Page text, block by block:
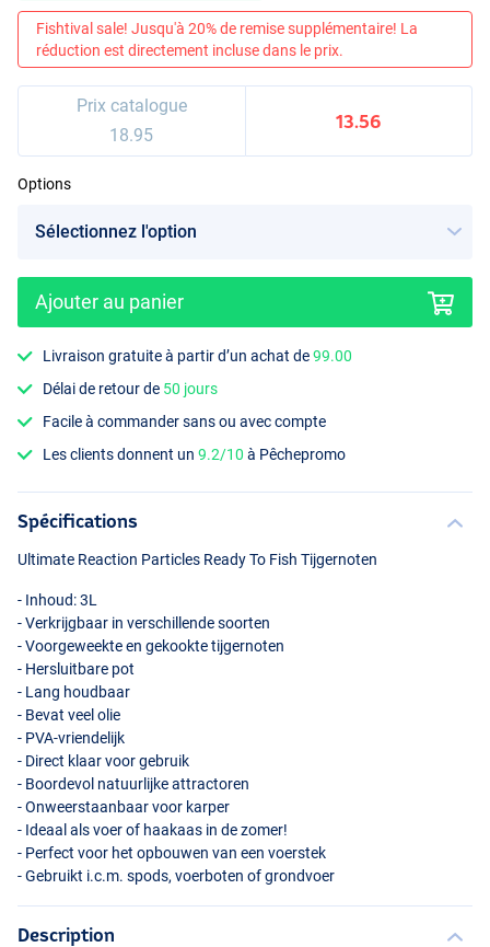
Fishtival sale! Jusqu'à 20% de remise supplémentaire! La
réduction est directement incluse dans le prix.
Prix catalogue
18.95
13.56
Options
Ajouter au panier
Livraison gratuite à partir d’un achat de99.00
Délai de retour de 50 jours
Facile à commander sans ou avec compte
Les clients donnent un9.2/10 à Pêchepromo
Spécifications
Ultimate Reaction Particles Ready To Fish Tijgernoten
- Inhoud: 3L
- Verkrijgbaar in verschillende soorten
- Voorgeweekte en gekookte tijgernoten
- Hersluitbare pot
- Lang houdbaar
- Bevat veel olie
- PVA-vriendelijk
- Direct klaar voor gebruik
- Boordevol natuurlijke attractoren
- Onweerstaanbaar voor karper
- Ideaal als voer of haakaas in de zomer!
- Perfect voor het opbouwen van een voerstek
- Gebruikt i.c.m. spods, voerboten of grondvoer
Description